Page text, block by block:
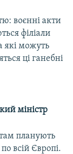
воєнні акти
філіали
які можуть
ці ганебні
міністр
планують
всій Європі.